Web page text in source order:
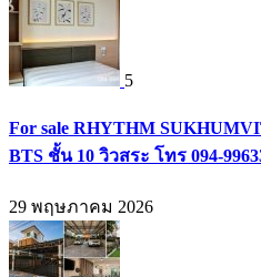
5
For sale RHYTHM
BTS ชั้น 10 วิวสระ โทร 094-
29 พฤษภาคม 2026